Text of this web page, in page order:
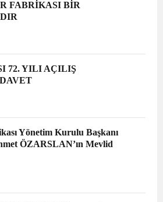
FABRİKASI BİR
72. YILI AÇILIŞ
Yönetim Kurulu Başkanı
ÖZARSLAN’ın Mevlid